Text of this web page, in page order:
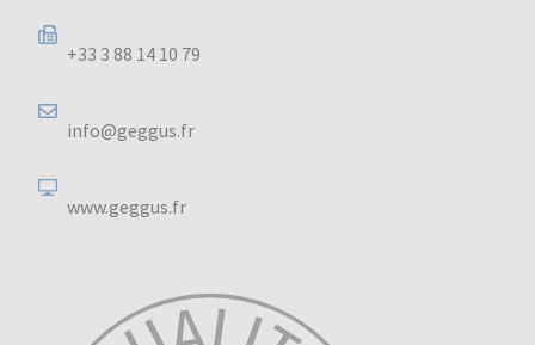
+33 3 88 14 10 79
info@geggus.fr
www.geggus.fr